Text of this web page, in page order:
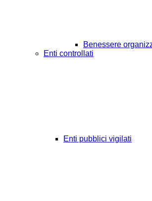
Benessere
Enti controllati
Enti pubblici vigilati